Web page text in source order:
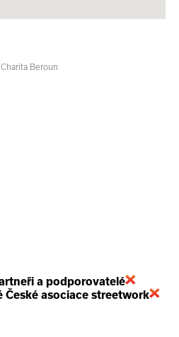
Charita Beroun
a podporovatelé
České asociace streetwork